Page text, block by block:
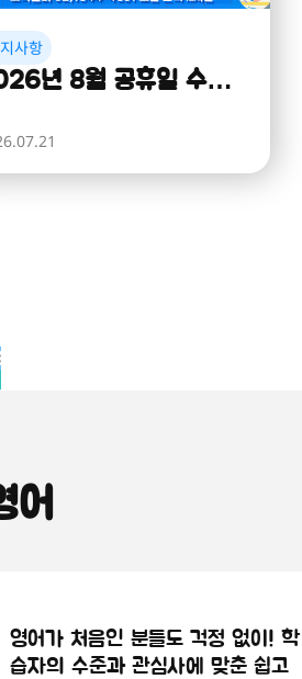
사항
년 8월 공휴일 수업
어
영어가 처음인 분들도 걱정 없이! 학
습자의 수준과 관심사에 맞춘 쉽고